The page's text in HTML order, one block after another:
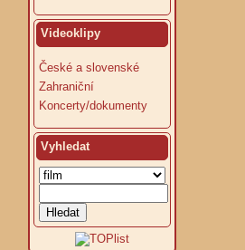
Videoklipy
České a slovenské
Zahraniční
Koncerty/dokumenty
Vyhledat